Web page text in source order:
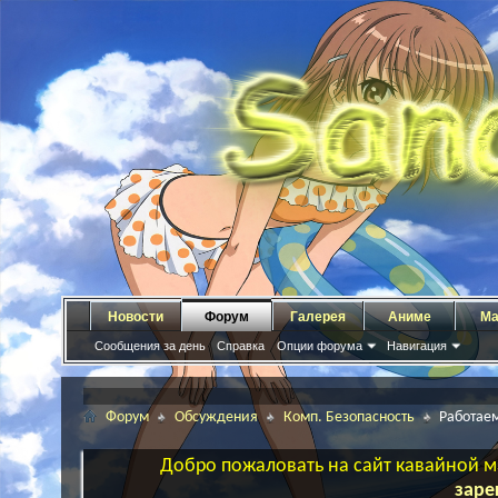
Новости Форум
Сообщения за день Справка Опции форума Навигация
Галерея Аниме
Форум Обсуждения Комп. Безопасность
Добро пожаловать на сайт кавайной